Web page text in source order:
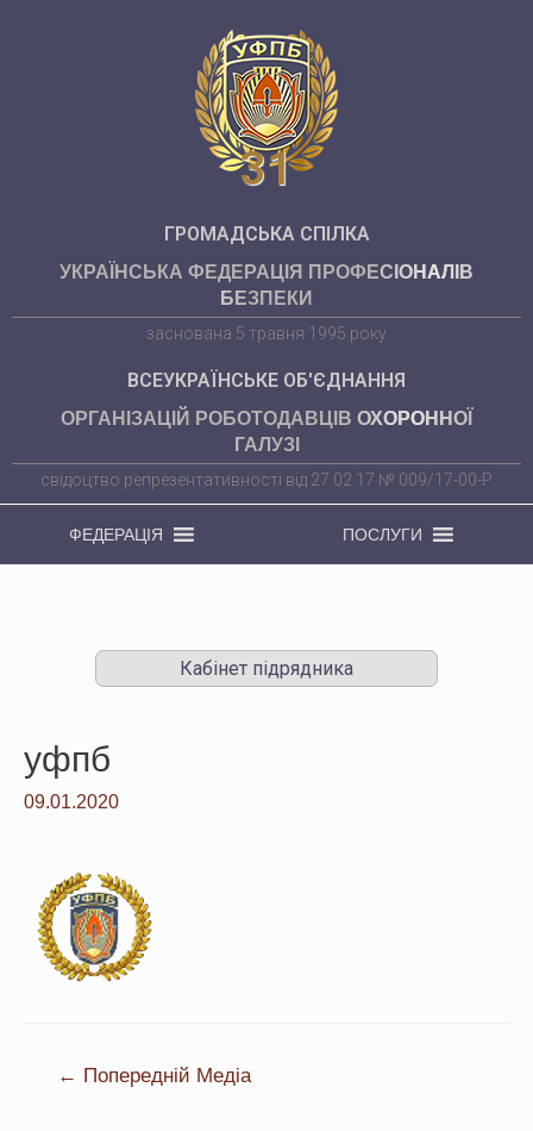
31
ГРОМАДСЬКА СПІЛКА
УКРАЇНСЬКА ФЕДЕРАЦІЯ ПРОФЕСІОНАЛІВ
БЕЗПЕКИ
заснована 5 травня 1995 року
ВСЕУКРАЇНСЬКЕ ОБ'ЄДНАННЯ
ОРГАНІЗАЦІЙ РОБОТОДАВЦІВ ОХОРОННОЇ
ГАЛУЗІ
свідоцтво репрезентативності від 27.02.17 № 009/17-00-Р
ФЕДЕРАЦІЯ ПОСЛУГИ
Кабінет підрядника
уфпб
09.01.2020
← Попередній Медіа